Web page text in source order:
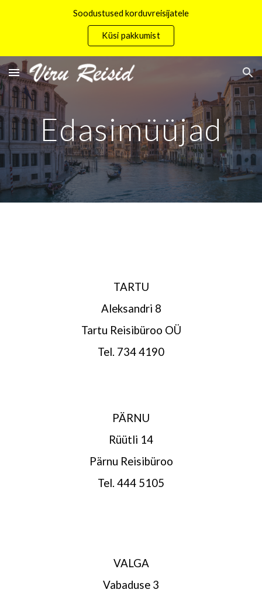
Soodustused korduvreisijatele
Küsi pakkumist
Edasimüüjad
TARTU
Aleksandri 8
Tartu Reisibüroo OÜ
Tel. 734 4190
PÄRNU
Rüütli 14
Pärnu Reisibüroo
Tel. 444 5105
VALGA
Vabaduse 3